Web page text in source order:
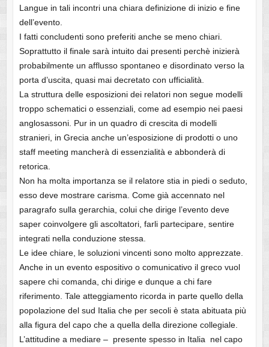
Langue in tali incontri una chiara definizione di inizio e fine
dell’evento.
I fatti concludenti sono preferiti anche se meno chiari.
Soprattutto il finale sarà intuito dai presenti perchè inizierà
probabilmente un afflusso spontaneo e disordinato verso la
porta d’uscita, quasi mai decretato con ufficialità.
La struttura delle esposizioni dei relatori non segue modelli
troppo schematici o essenziali, come ad esempio nei paesi
anglosassoni. Pur in un quadro di crescita di modelli
stranieri, in Grecia anche un’esposizione di prodotti o uno
staff meeting mancherà di essenzialità e abbonderà di
retorica.
Non ha molta importanza se il relatore stia in piedi o seduto,
esso deve mostrare carisma. Come già accennato nel
paragrafo sulla gerarchia, colui che dirige l’evento deve
saper coinvolgere gli ascoltatori, farli partecipare, sentire
integrati nella conduzione stessa.
Le idee chiare, le soluzioni vincenti sono molto apprezzate.
Anche in un evento espositivo o comunicativo il greco vuol
sapere chi comanda, chi dirige e dunque a chi fare
riferimento. Tale atteggiamento ricorda in parte quello della
popolazione del sud Italia che per secoli è stata abituata più
alla figura del capo che a quella della direzione collegiale.
L’attitudine a mediare – presente spesso in Italia nel capo